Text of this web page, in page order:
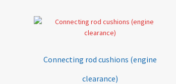
Connecting rod cushions (engine
clearance)